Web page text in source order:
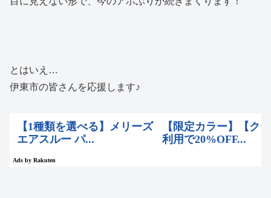
とはいえ…
伊東市の皆さんを応援します♪